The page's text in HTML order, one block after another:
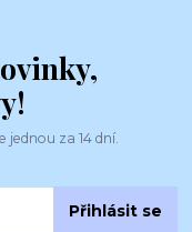
jednou za 14 dní.
Přihlásit se